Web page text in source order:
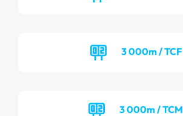
3 000m / TCF
3 000m / TCM